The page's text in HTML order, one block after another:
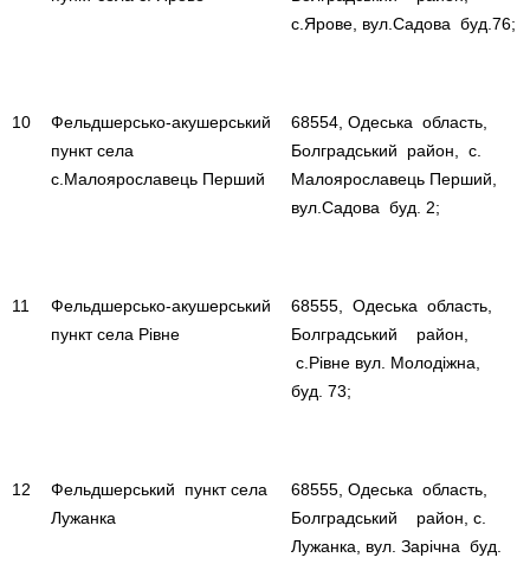
с.Ярове, вул.Садова буд.76;
10
Фельдшерсько-акушерський
пункт села
с.Малоярославець Перший
68554, Одеська область,
Болградський район, с.
Малоярославець Перший,
вул.Садова буд. 2;
11
Фельдшерсько-акушерський
пункт села Рівне
68555, Одеська область,
Болградський район,
с.Рівне вул. Молодіжна,
буд. 73;
12
Фельдшерський пункт села
Лужанка
68555, Одеська область,
Болградський район, с.
Лужанка, вул. Зарічна буд.